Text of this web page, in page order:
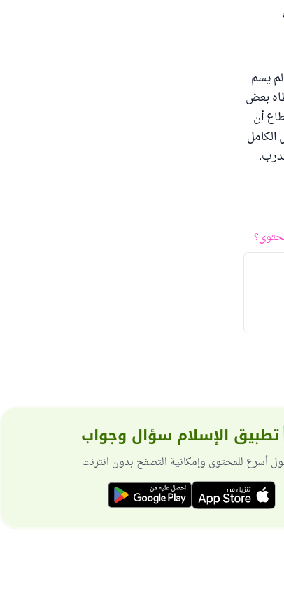
يسم
بعض
أن
الكامل
تطبيق الإسلام سؤال وجواب
أسرع للمحتوى وإمكانية التصفح بدون انترنت